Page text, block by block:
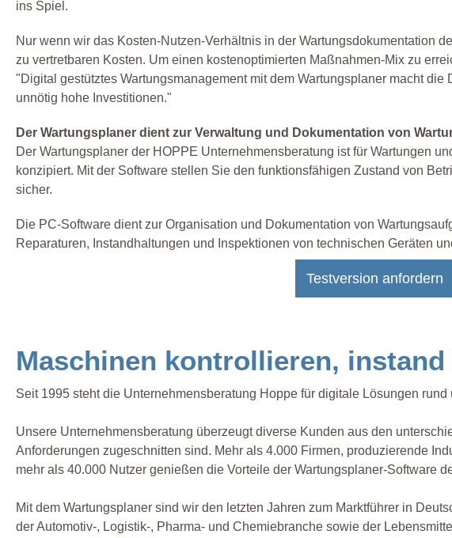
ins Spiel.
Nur wenn wir das Kosten-Nutzen-Verhältnis in der Wartungsdokumentation
zu vertretbaren Kosten. Um einen kostenoptimierten Maßnahmen-Mix zu
"Digital gestütztes Wartungsmanagement mit dem Wartungsplaner macht
unnötig hohe Investitionen."
Der Wartungsplaner dient zur Verwaltung und Dokumentation von
Der Wartungsplaner der HOPPE Unternehmensberatung ist für Wartungen
konzipiert. Mit der Software stellen Sie den funktionsfähigen Zustand von
sicher.
Die PC-Software dient zur Organisation und Dokumentation von
Reparaturen, Instandhaltungen und Inspektionen von technischen Geräten
Testversion anfordern
Maschinen kontrollieren,
Seit 1995 steht die Unternehmensberatung Hoppe für digitale Lösungen
Unsere Unternehmensberatung überzeugt diverse Kunden aus den
Anforderungen zugeschnitten sind. Mehr als 4.000 Firmen, produzierende
mehr als 40.000 Nutzer genießen die Vorteile der Wartungsplaner-Software
Mit dem Wartungsplaner sind wir den letzten Jahren zum Marktführer in
der Automotiv-, Logistik-, Pharma- und Chemiebranche sowie der